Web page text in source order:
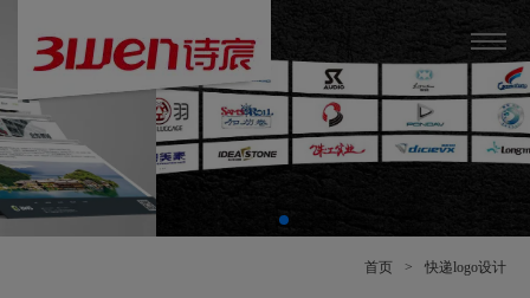
首页 > 快递logo设计